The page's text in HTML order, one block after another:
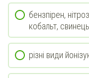
бензпірен,
кобальт,
різні види